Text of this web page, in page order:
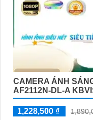
CAMERA ÁNH
AF2112N-DL-A
1,228,500 ₫